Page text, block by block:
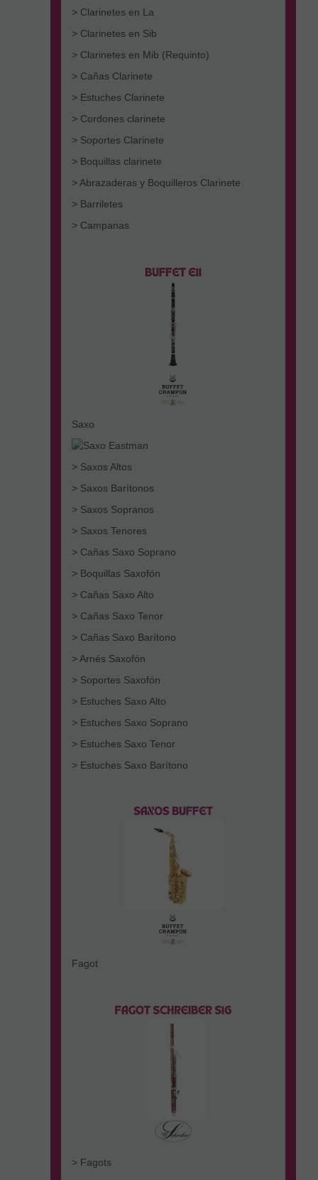
> Clarinetes en La
> Clarinetes en Sib
> Clarinetes en Mib (Requinto)
> Cañas Clarinete
> Estuches Clarinete
> Cordones clarinete
> Soportes Clarinete
> Boquillas clarinete
> Abrazaderas y Boquilleros Clarinete
> Barriletes
> Campanas
Saxo
> Saxos Altos
> Saxos Barítonos
> Saxos Sopranos
> Saxos Tenores
> Cañas Saxo Soprano
> Boquillas Saxofón
> Cañas Saxo Alto
> Cañas Saxo Tenor
> Cañas Saxo Barítono
> Arnés Saxofón
> Soportes Saxofón
> Estuches Saxo Alto
> Estuches Saxo Soprano
> Estuches Saxo Tenor
> Estuches Saxo Barítono
Fagot
> Fagots